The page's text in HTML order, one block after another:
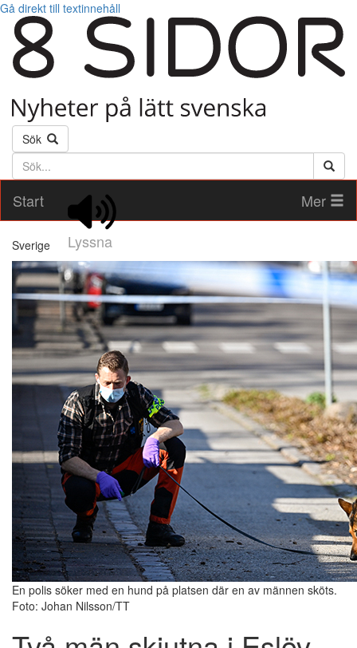
Gå direkt till textinnehåll
Sök
Söktext
Start
Lyssna
Mer
Sverige
En polis söker med en hund på platsen där en av männen sköts.
Foto: Johan Nilsson/TT